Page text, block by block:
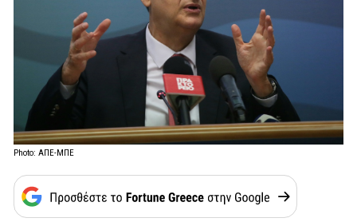
Photo: ΑΠΕ-ΜΠΕ